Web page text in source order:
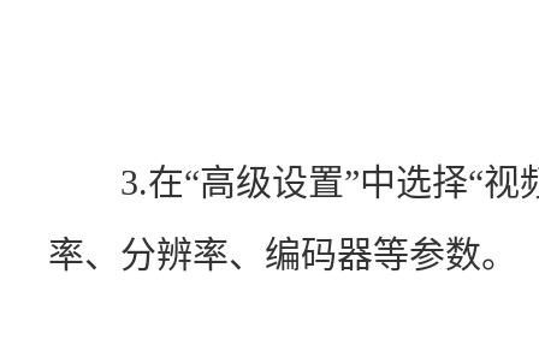
3.在“高级设置”中选择“视
率、分辨率、编码器等参数。